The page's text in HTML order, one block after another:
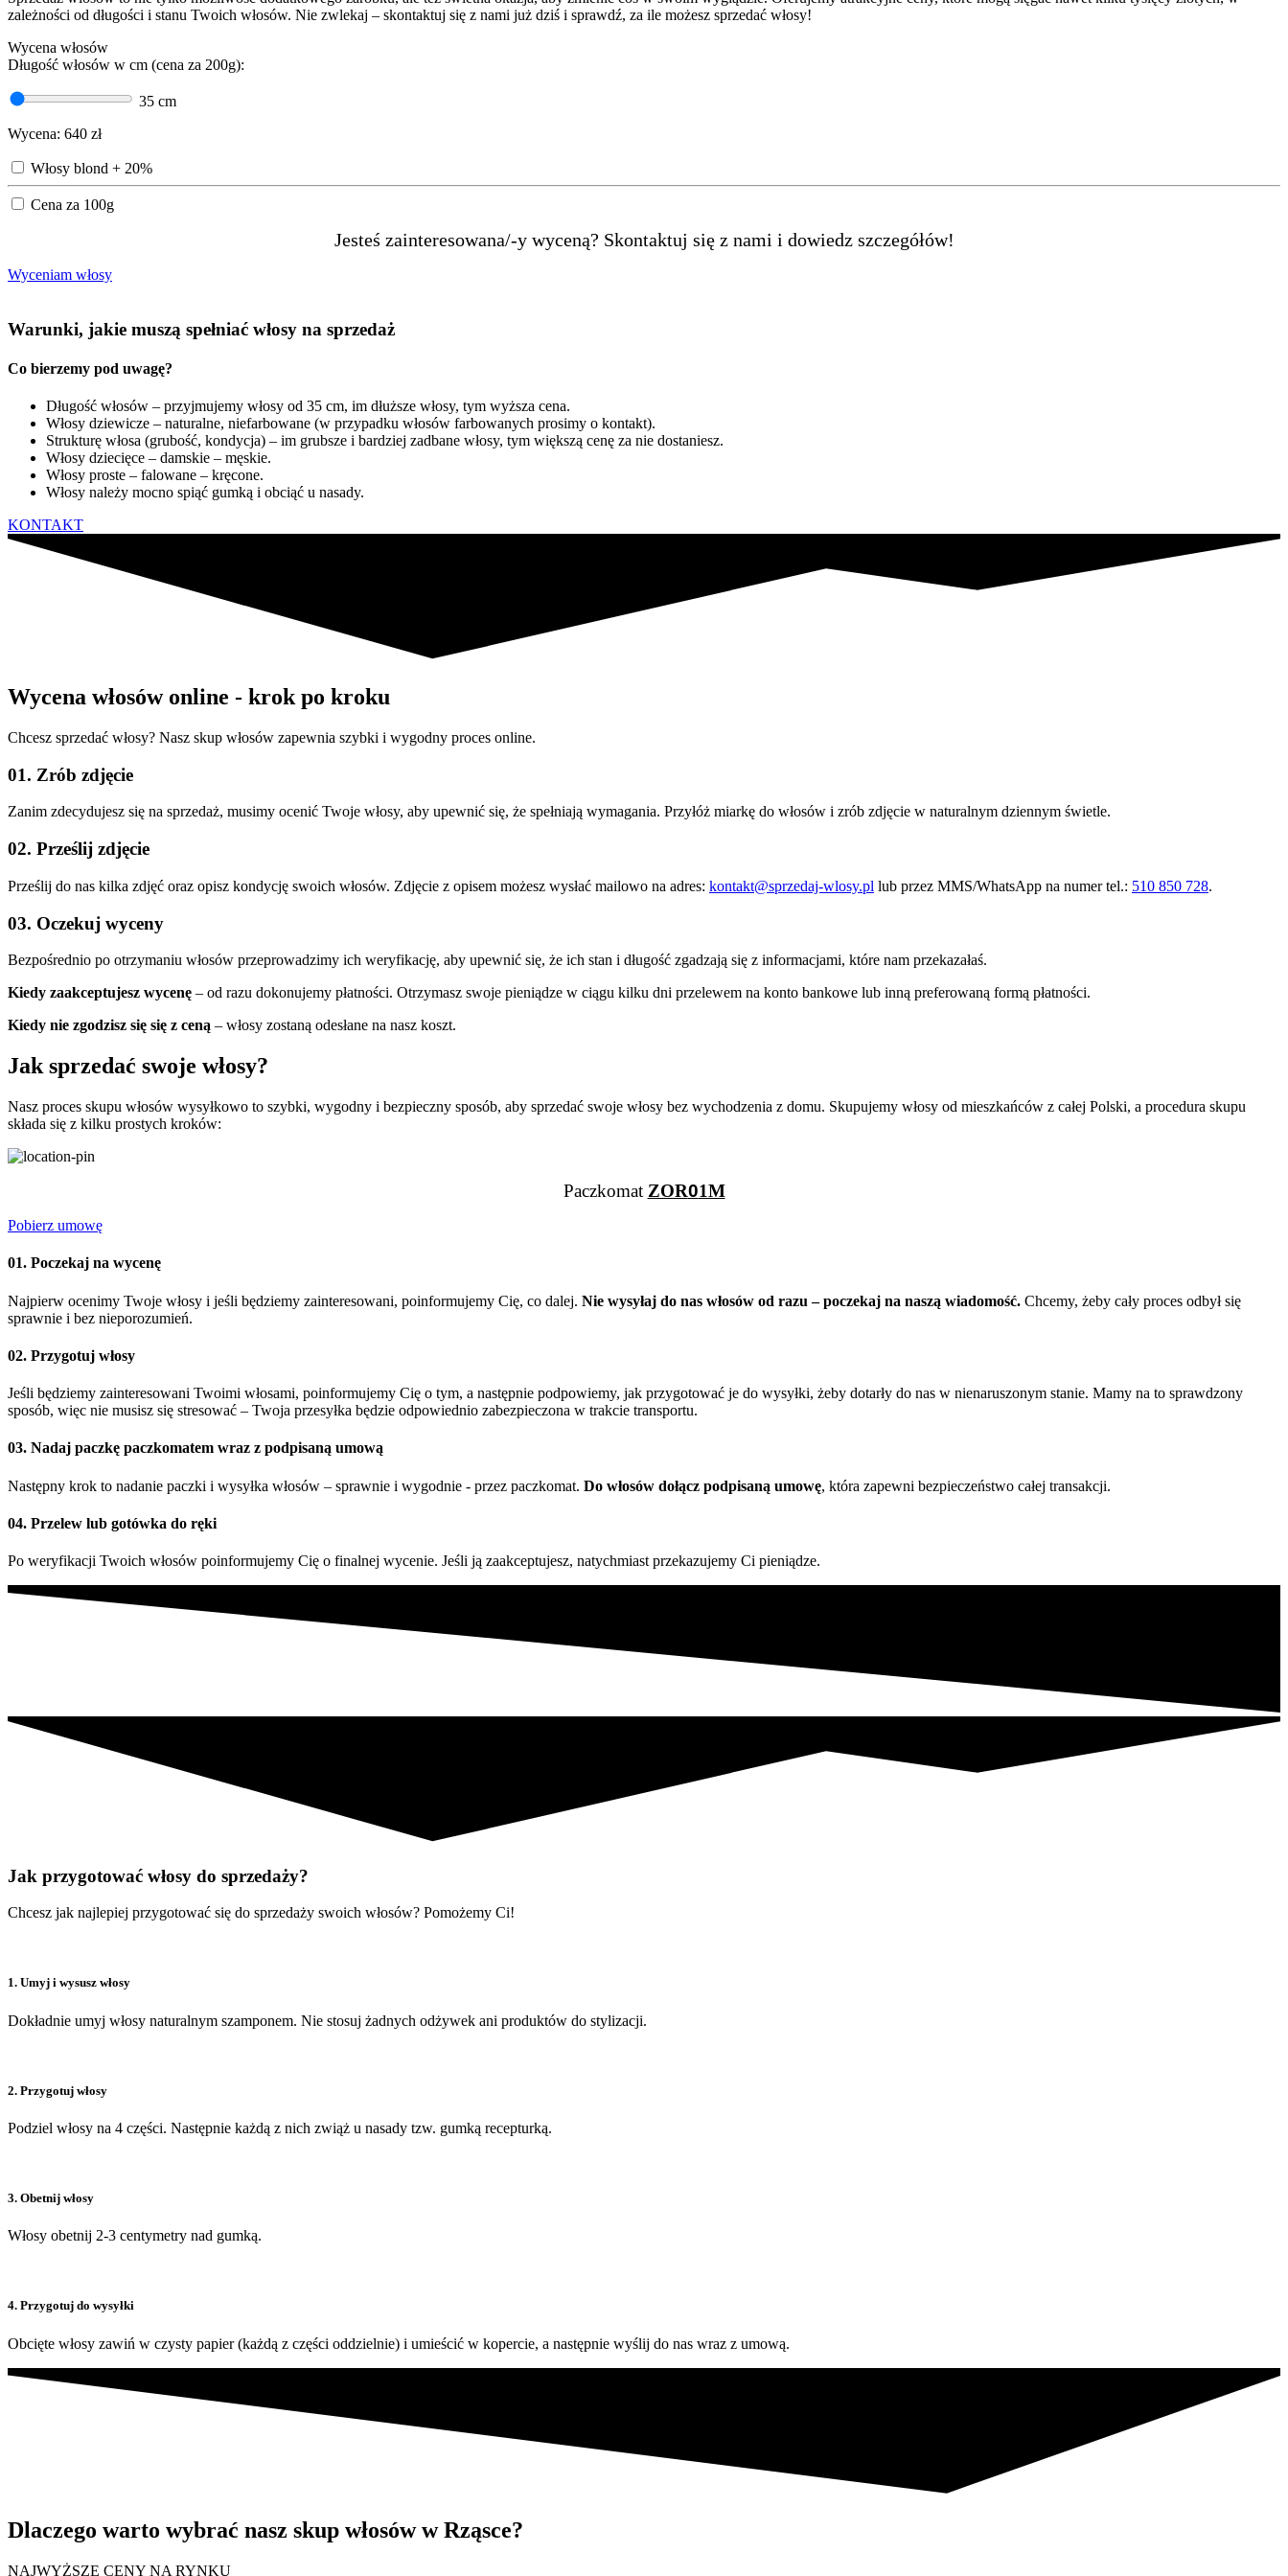
zależności od długości i stanu Twoich włosów. Nie zwlekaj – skontaktuj się z nami już dziś i sprawdź, za ile możesz sprzedać włosy!
Wycena włosów
Długość włosów w cm (cena za 200g):
35 cm
Wycena: 640 zł
Włosy blond + 20%
Cena za 100g
Jesteś zainteresowana/-y wyceną? Skontaktuj się z nami i dowiedz szczegółów!
Wyceniam włosy
Warunki, jakie muszą spełniać włosy na sprzedaż
Co bierzemy pod uwagę?
Długość włosów – przyjmujemy włosy od 35 cm, im dłuższe włosy, tym wyższa cena.
Włosy dziewicze – naturalne, niefarbowane (w przypadku włosów farbowanych prosimy o kontakt).
Strukturę włosa (grubość, kondycja) – im grubsze i bardziej zadbane włosy, tym większą cenę za nie dostaniesz.
Włosy dziecięce – damskie – męskie.
Włosy proste – falowane – kręcone.
Włosy należy mocno spiąć gumką i obciąć u nasady.
KONTAKT
Wycena włosów online - krok po kroku
Chcesz sprzedać włosy? Nasz skup włosów zapewnia szybki i wygodny proces online.
01. Zrób zdjęcie
Zanim zdecydujesz się na sprzedaż, musimy ocenić Twoje włosy, aby upewnić się, że spełniają wymagania. Przyłóż miarkę do włosów i zrób zdjęcie w naturalnym dziennym świetle.
02. Prześlij zdjęcie
Prześlij do nas kilka zdjęć oraz opisz kondycję swoich włosów. Zdjęcie z opisem możesz wysłać mailowo na adres: kontakt@sprzedaj-wlosy.pl lub przez MMS/WhatsApp na numer tel.: 510 850 728.
03. Oczekuj wyceny
Bezpośrednio po otrzymaniu włosów przeprowadzimy ich weryfikację, aby upewnić się, że ich stan i długość zgadzają się z informacjami, które nam przekazałaś.
Kiedy zaakceptujesz wycenę – od razu dokonujemy płatności. Otrzymasz swoje pieniądze w ciągu kilku dni przelewem na konto bankowe lub inną preferowaną formą płatności.
Kiedy nie zgodzisz się się z ceną – włosy zostaną odesłane na nasz koszt.
Jak sprzedać swoje włosy?
Nasz proces skupu włosów wysyłkowo to szybki, wygodny i bezpieczny sposób, aby sprzedać swoje włosy bez wychodzenia z domu. Skupujemy włosy od mieszkańców z całej Polski, a procedura skupu
składa się z kilku prostych kroków:
Paczkomat ZOR01M
Pobierz umowę
01. Poczekaj na wycenę
Najpierw ocenimy Twoje włosy i jeśli będziemy zainteresowani, poinformujemy Cię, co dalej. Nie wysyłaj do nas włosów od razu – poczekaj na naszą wiadomość. Chcemy, żeby cały proces odbył się
sprawnie i bez nieporozumień.
02. Przygotuj włosy
Jeśli będziemy zainteresowani Twoimi włosami, poinformujemy Cię o tym, a następnie podpowiemy, jak przygotować je do wysyłki, żeby dotarły do nas w nienaruszonym stanie. Mamy na to sprawdzony
sposób, więc nie musisz się stresować – Twoja przesyłka będzie odpowiednio zabezpieczona w trakcie transportu.
03. Nadaj paczkę paczkomatem wraz z podpisaną umową
Następny krok to nadanie paczki i wysyłka włosów – sprawnie i wygodnie - przez paczkomat. Do włosów dołącz podpisaną umowę, która zapewni bezpieczeństwo całej transakcji.
04. Przelew lub gotówka do ręki
Po weryfikacji Twoich włosów poinformujemy Cię o finalnej wycenie. Jeśli ją zaakceptujesz, natychmiast przekazujemy Ci pieniądze.
Jak przygotować włosy do sprzedaży?
Chcesz jak najlepiej przygotować się do sprzedaży swoich włosów? Pomożemy Ci!
1. Umyj i wysusz włosy
Dokładnie umyj włosy naturalnym szamponem. Nie stosuj żadnych odżywek ani produktów do stylizacji.
2. Przygotuj włosy
Podziel włosy na 4 części. Następnie każdą z nich zwiąż u nasady tzw. gumką recepturką.
3. Obetnij włosy
Włosy obetnij 2-3 centymetry nad gumką.
4. Przygotuj do wysyłki
Obcięte włosy zawiń w czysty papier (każdą z części oddzielnie) i umieścić w kopercie, a następnie wyślij do nas wraz z umową.
Dlaczego warto wybrać nasz skup włosów w Rząsce?
NAJWYŻSZE CENY NA RYNKU